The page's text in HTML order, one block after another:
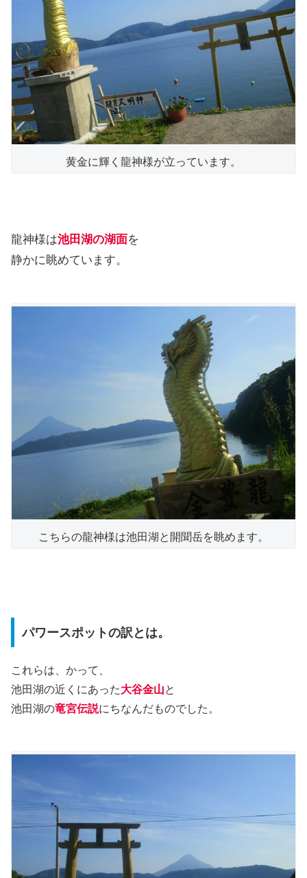
黄金に輝く龍神様が立っています。
龍神様は池田湖の湖面を
静かに眺めています。
こちらの龍神様は池田湖と開聞岳を眺めます。
パワースポットの訳とは。
これらは、かって、
池田湖の近くにあった大谷金山と
池田湖の竜宮伝説にちなんだものでした。